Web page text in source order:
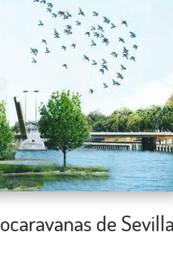
de Sevilla